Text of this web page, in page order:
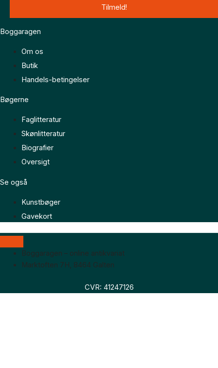
Boggaragen
Om os
Butik
Handels-betingelser
Bøgerne
Faglitteratur
Skønlitteratur
Biografier
Oversigt
Se også
Kunstbøger
Gavekort
Boggaragen – online antikvariat
Marktoften 7H, 8464 Galten
CVR: 41247126